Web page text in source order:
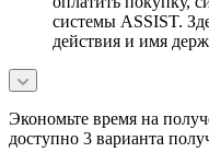
системы ASSIST.
действия и имя
Экономьте время на
доступно 3 варианта